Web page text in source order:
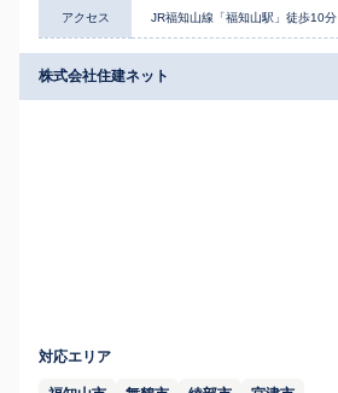
アクセス JR福知山線「福知山駅」徒歩10分
株式会社住建ネット
対応エリア